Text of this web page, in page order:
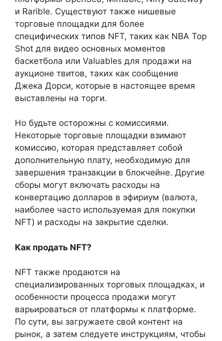
и Rarible. Существуют также нишевые
торговые площадки для более
специфических типов NFT, таких как NBA Top
Shot для видео основных моментов
баскетбола или Valuables для продажи на
аукционе твитов, таких как сообщение
Джека Дорси, которые в настоящее время
выставлены на торги.
Но будьте осторожны с комиссиями.
Некоторые торговые площадки взимают
комиссию, которая представляет собой
дополнительную плату, необходимую для
завершения транзакции в блокчейне. Другие
сборы могут включать расходы на
конвертацию долларов в эфириум (валюта,
наиболее часто используемая для покупки
NFT) и расходы на закрытие сделки.
Как продать NFT?
NFT также продаются на
специализированных торговых площадках, и
особенности процесса продажи могут
варьироваться от платформы к платформе.
По сути, вы загружаете свой контент на
рынок, а затем следуете инструкциям, чтобы